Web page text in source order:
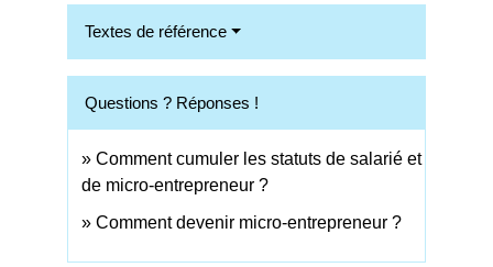
Textes de référence
Questions ? Réponses !
Comment cumuler les statuts de salarié et
de micro-entrepreneur ?
Comment devenir micro-entrepreneur ?